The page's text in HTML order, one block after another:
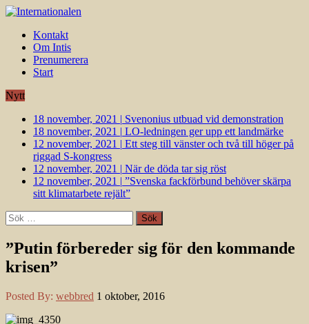
Kontakt
Om Intis
Prenumerera
Start
Nytt
18 november, 2021 | Svenonius utbuad vid demonstration
18 november, 2021 | LO-ledningen ger upp ett landmärke
12 november, 2021 | Ett steg till vänster och två till höger på
riggad S-kongress
12 november, 2021 | När de döda tar sig röst
12 november, 2021 | ”Svenska fackförbund behöver skärpa
sitt klimatarbete rejält”
Sök
efter:
”Putin förbereder sig för den kommande
krisen”
Posted By: webbred 1 oktober, 2016